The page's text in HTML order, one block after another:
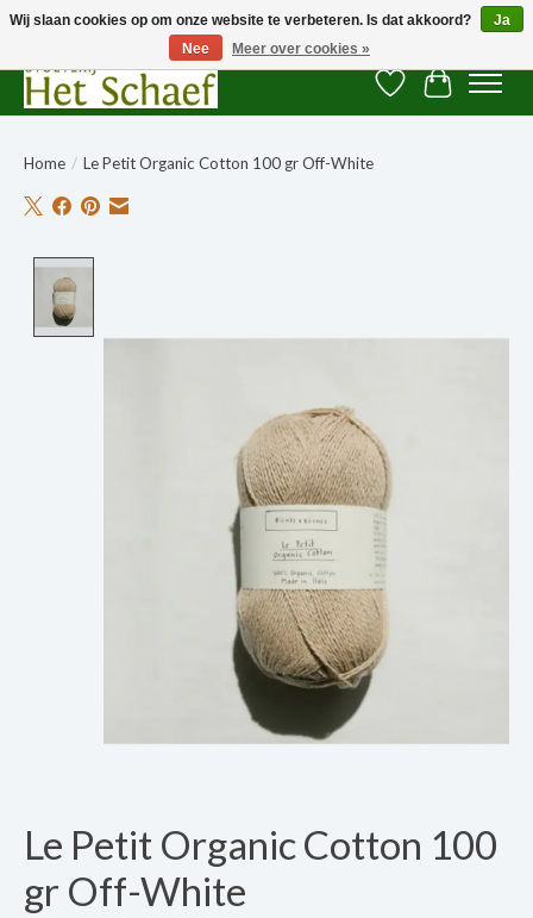
Verlanglijst
Home / Le Petit Organic Cotton 100 gr Off-White
Le Petit Organic Cotton 100
gr Off-White
Wij slaan cookies op om onze website te verbeteren. Is dat akkoord?
Ja
Nee
Meer over cookies »